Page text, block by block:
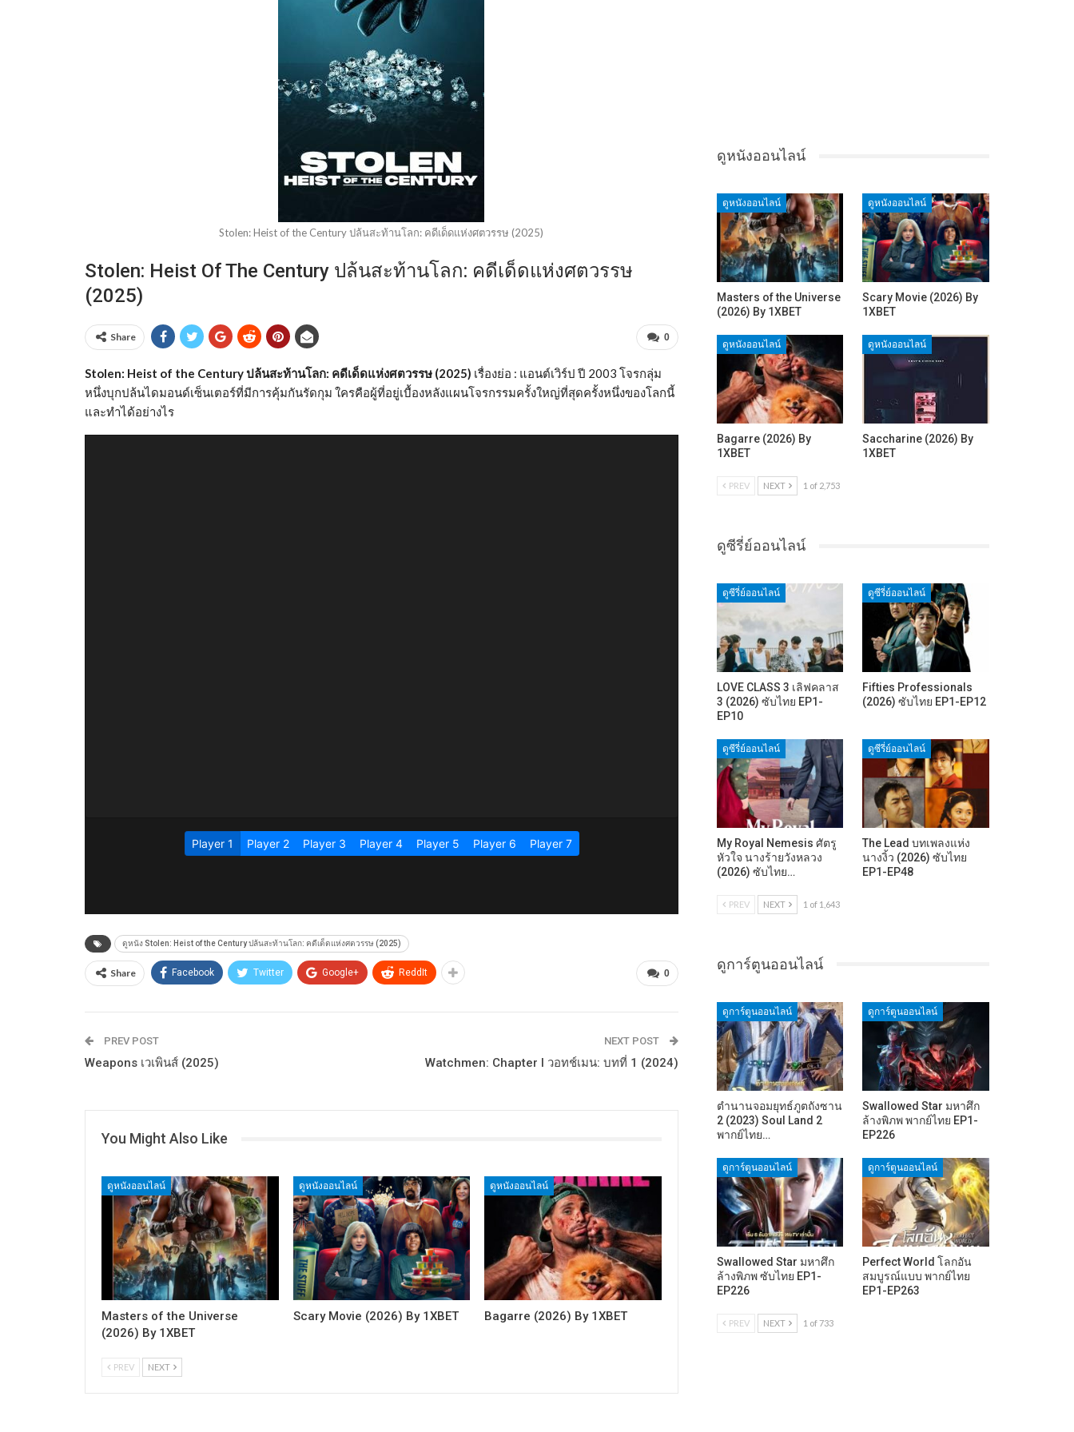
Stolen: Heist of the Century ปล้นสะท้านโลก: คดีเด็ดแห่งศตวรรษ (2025)
Stolen: Heist Of The Century ปล้นสะท้านโลก: คดีเด็ดแห่งศตวรรษ
(2025)
0
Share
Stolen: Heist of the Century ปล้นสะท้านโลก: คดีเด็ดแห่งศตวรรษ (2025) เรื่องย่อ : แอนต์เวิร์ป ปี 2003 โจรกลุ่ม
หนึ่งบุกปล้นไดมอนด์เซ็นเตอร์ที่มีการคุ้มกันรัดกุม ใครคือผู้ที่อยู่เบื้องหลังแผนโจรกรรมครั้งใหญ่ที่สุดครั้งหนึ่งของโลกนี้
และทำได้อย่างไร
ดูหนัง Stolen: Heist of the Century ปล้นสะท้านโลก: คดีเด็ดแห่งศตวรรษ (2025)
0
Share Facebook Twitter Google+ ReddIt
PREV POST
Weapons เวเพินส์ (2025)
NEXT POST
Watchmen: Chapter I วอทช์เมน: บทที่ 1 (2024)
You Might Also Like
ดูหนังออนไลน์
Masters of the Universe
(2026) By 1XBET
ดูหนังออนไลน์
Scary Movie (2026) By 1XBET
ดูหนังออนไลน์
Bagarre (2026) By 1XBET
PREV NEXT
ดูหนังออนไลน์
ดูหนังออนไลน์
Masters of the Universe
(2026) By 1XBET
ดูหนังออนไลน์
Scary Movie (2026) By
1XBET
ดูหนังออนไลน์
Bagarre (2026) By
1XBET
ดูหนังออนไลน์
Saccharine (2026) By
1XBET
PREV NEXT 1 of 2,753
ดูซีรี่ย์ออนไลน์
ดูซีรี่ย์ออนไลน์
LOVE CLASS 3 เลิฟคลาส
3 (2026) ซับไทย EP1-
EP10
ดูซีรี่ย์ออนไลน์
Fifties Professionals
(2026) ซับไทย EP1-EP12
ดูซีรี่ย์ออนไลน์
My Royal Nemesis ศัตรู
หัวใจ นางร้ายวังหลวง
(2026) ซับไทย…
ดูซีรี่ย์ออนไลน์
The Lead บทเพลงแห่ง
นางงิ้ว (2026) ซับไทย
EP1-EP48
PREV NEXT 1 of 1,643
ดูการ์ตูนออนไลน์
ดูการ์ตูนออนไลน์
ตำนานจอมยุทธ์ภูตถังซาน
2 (2023) Soul Land 2
พากย์ไทย…
ดูการ์ตูนออนไลน์
Swallowed Star มหาศึก
ล้างพิภพ พากย์ไทย EP1-
EP226
ดูการ์ตูนออนไลน์
Swallowed Star มหาศึก
ล้างพิภพ ซับไทย EP1-
EP226
ดูการ์ตูนออนไลน์
Perfect World โลกอัน
สมบูรณ์แบบ พากย์ไทย
EP1-EP263
PREV NEXT 1 of 733